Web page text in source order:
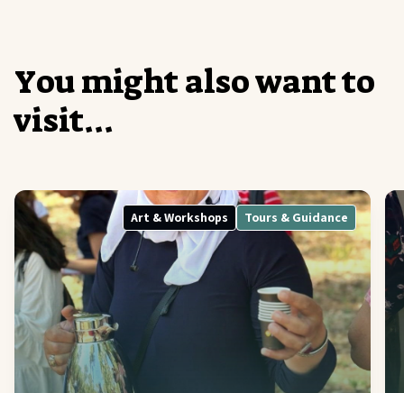
Youmightalsowantto
visit...
Art & Workshops Tours & Guidance